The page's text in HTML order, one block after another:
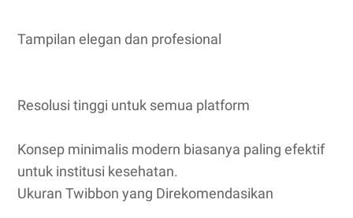
Tampilan elegan dan profesional
Resolusi tinggi untuk semua platform
Konsep minimalis modern biasanya paling efektif
untuk institusi kesehatan.
Ukuran Twibbon yang Direkomendasikan